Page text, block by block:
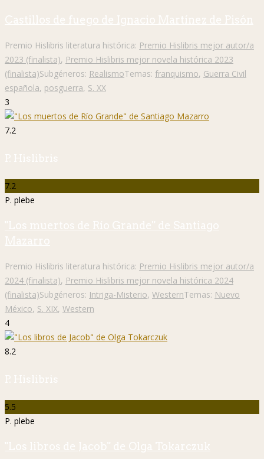
Castillos de fuego de Ignacio Martínez de Pisón
Premio Hislibris literatura histórica: Premio Hislibris mejor autor/a
2023 (finalista), Premio Hislibris mejor novela histórica 2023
(finalista)Subgéneros: RealismoTemas: franquismo, Guerra Civil
española, posguerra, S. XX
3
7.2
P. Hislibris
7.2
P. plebe
"Los muertos de Río Grande" de Santiago
Mazarro
Premio Hislibris literatura histórica: Premio Hislibris mejor autor/a
2024 (finalista), Premio Hislibris mejor novela histórica 2024
(finalista)Subgéneros: Intriga-Misterio, WesternTemas: Nuevo
México, S. XIX, Western
4
8.2
P. Hislibris
5.5
P. plebe
"Los libros de Jacob" de Olga Tokarczuk